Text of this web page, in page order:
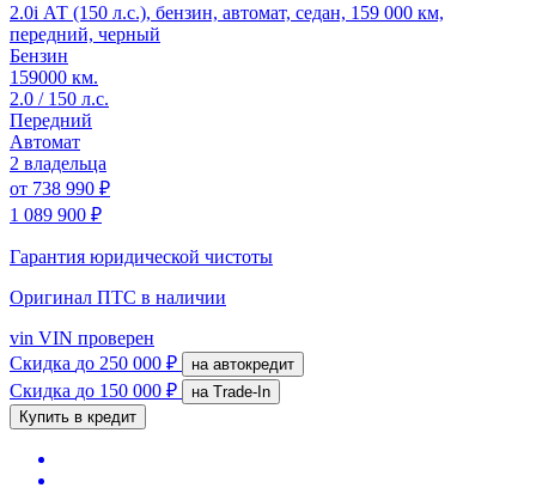
2.0i АТ (150 л.с.), бензин, автомат, седан, 159 000 км,
передний, черный
Бензин
159000 км.
2.0 / 150 л.с.
Передний
Автомат
2 владельца
от 738 990 ₽
1 089 900 ₽
Гарантия юридической чистоты
Оригинал ПТС в наличии
vin VIN проверен
Скидка до 250 000 ₽ на автокредит
Скидка до 150 000 ₽
на Trade-In
Купить в кредит